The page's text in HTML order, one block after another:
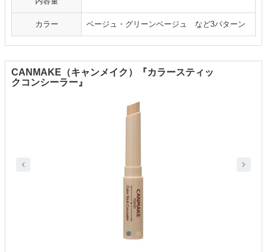
カラー ベージュ・グリーンベージュ など3パターン
CANMAKE（キャンメイク）『カラースティッ
クコンシーラー』